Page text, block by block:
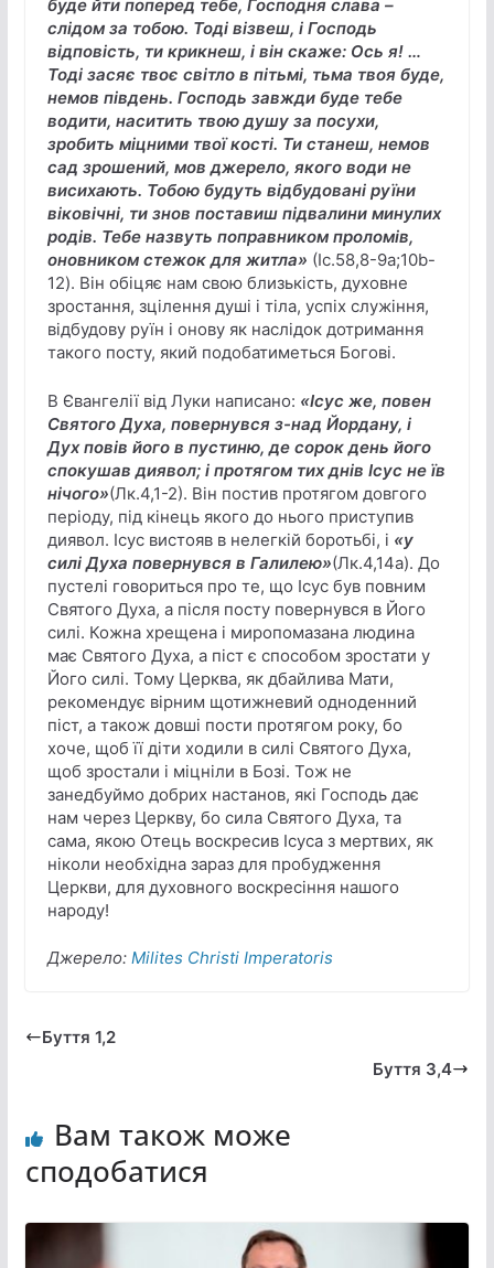
буде йти поперед тебе, Господня слава –
слідом за тобою. Тоді візвеш, і Господь
відповість, ти крикнеш, і він скаже: Ось я! …
Тоді засяє твоє світло в пітьмі, тьма твоя буде,
немов південь. Господь завжди буде тебе
водити, наситить твою душу за посухи,
зробить міцними твої кості. Ти станеш, немов
сад зрошений, мов джерело, якого води не
висихають. Тобою будуть відбудовані руїни
віковічні, ти знов поставиш підвалини минулих
родів. Тебе назвуть поправником проломів,
оновником стежок для житла» (Іс.58,8-9а;10b-
12). Він обіцяє нам свою близькість, духовне
зростання, зцілення душі і тіла, успіх служіння,
відбудову руїн і онову як наслідок дотримання
такого посту, який подобатиметься Богові.
В Євангелії від Луки написано: «Ісус же, повен
Святого Духа, повернувся з-над Йордану, і
Дух повів його в пустиню, де сорок день його
спокушав диявол; і протягом тих днів Ісус не їв
нічого»(Лк.4,1-2). Він постив протягом довгого
періоду, під кінець якого до нього приступив
диявол. Ісус вистояв в нелегкій боротьбі, і «у
силі Духа повернувся в Галилею»(Лк.4,14а). До
пустелі говориться про те, що Ісус був повним
Святого Духа, а після посту повернувся в Його
силі. Кожна хрещена і миропомазана людина
має Святого Духа, а піст є способом зростати у
Його силі. Тому Церква, як дбайлива Мати,
рекомендує вірним щотижневий одноденний
піст, а також довші пости протягом року, бо
хоче, щоб її діти ходили в силі Святого Духа,
щоб зростали і міцніли в Бозі. Тож не
занедбуймо добрих настанов, які Господь дає
нам через Церкву, бо сила Святого Духа, та
сама, якою Отець воскресив Ісуса з мертвих, як
ніколи необхідна зараз для пробудження
Церкви, для духовного воскресіння нашого
народу!
Джерело: Milites Christi Imperatoris
Буття 1,2
Буття 3,4
Вам також може
сподобатися